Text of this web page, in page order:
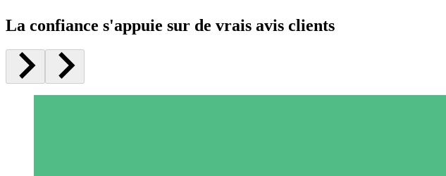
La confiance s'appuie sur de vrais avis clients